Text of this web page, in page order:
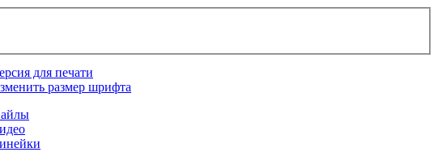
для печати
размер шрифта